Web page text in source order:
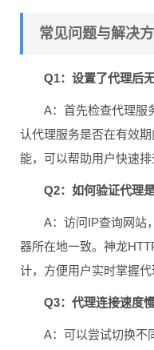
常见问题与解决
Q1：设置了代理后
A：首先检查代理服
认代理服务是否在有效
能，可以帮助用户快速排
Q2：如何验证代理
A：访问IP查询网站
器所在地一致。神龙
计，方便用户实时掌握代
Q3：代理连接速度
A：可以尝试切换不